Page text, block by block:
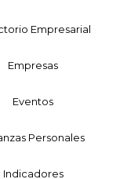
Empresarial
Empresas
Eventos
Personales
Indicadores